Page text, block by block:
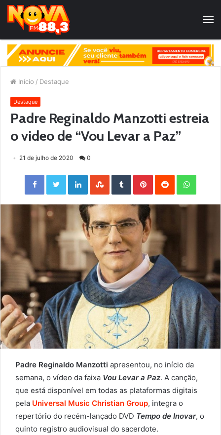
Início / Destaque
Destaque
Padre Reginaldo Manzotti estreia
o video de “Vou Levar a Paz”
21 de julho de 2020 0
Facebook Twitter LinkedIn StumbleUpon Tumblr Pinterest Reddit
Padre Reginaldo Manzotti apresentou, no início da
semana, o vídeo da faixa Vou Levar a Paz. A canção,
que está disponível em todas as plataformas digitais
pela Universal Music Christian Group, integra o
repertório do recém-lançado DVD Tempo de Inovar, o
quinto registro audiovisual do sacerdote.